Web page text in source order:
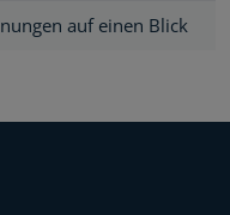
auf einen Blick